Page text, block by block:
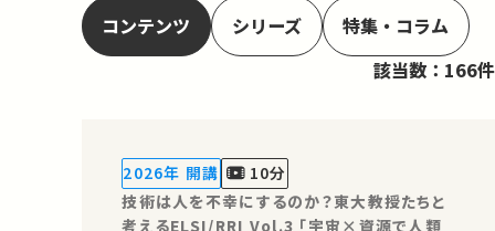
コンテンツ シリーズ
特集・コラム
該当数：166件
2026年 開講
10分
技術は人を不幸にするのか？東大教授たちと
考えるELSI/RRI Vol.3 「宇宙×資源で人類